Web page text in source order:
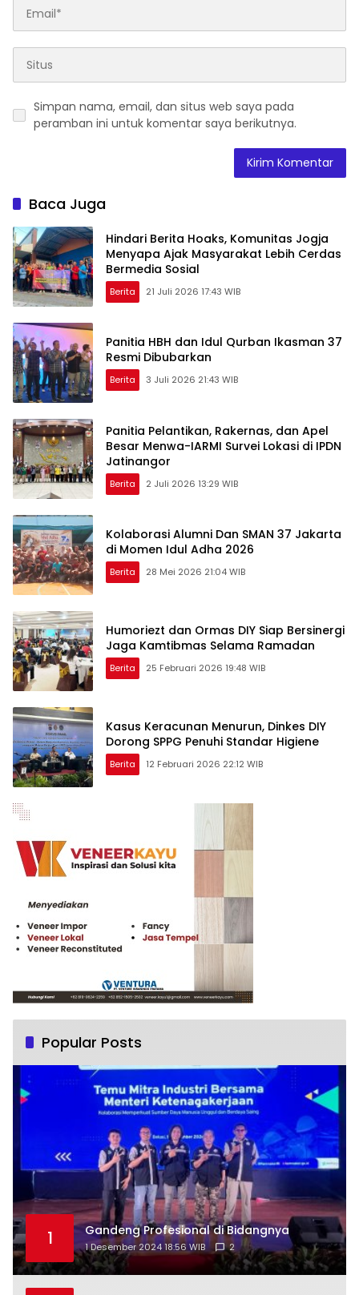
Simpan nama, email, dan situs web saya pada
peramban ini untuk komentar saya berikutnya.
Baca Juga
Hindari Berita Hoaks, Komunitas Jogja
Menyapa Ajak Masyarakat Lebih Cerdas
Bermedia Sosial
Berita 21 Juli 2026 17:43 WIB
Panitia HBH dan Idul Qurban Ikasman 37
Resmi Dibubarkan
Berita 3 Juli 2026 21:43 WIB
Panitia Pelantikan, Rakernas, dan Apel
Besar Menwa-IARMI Survei Lokasi di IPDN
Jatinangor
Berita 2 Juli 2026 13:29 WIB
Kolaborasi Alumni Dan SMAN 37 Jakarta
di Momen Idul Adha 2026
Berita 28 Mei 2026 21:04 WIB
Humoriezt dan Ormas DIY Siap Bersinergi
Jaga Kamtibmas Selama Ramadan
Berita 25 Februari 2026 19:48 WIB
Kasus Keracunan Menurun, Dinkes DIY
Dorong SPPG Penuhi Standar Higiene
Berita 12 Februari 2026 22:12 WIB
Popular Posts
1 Gandeng Profesional di Bidangnya
1 Desember 2024 18:56 WIB 2